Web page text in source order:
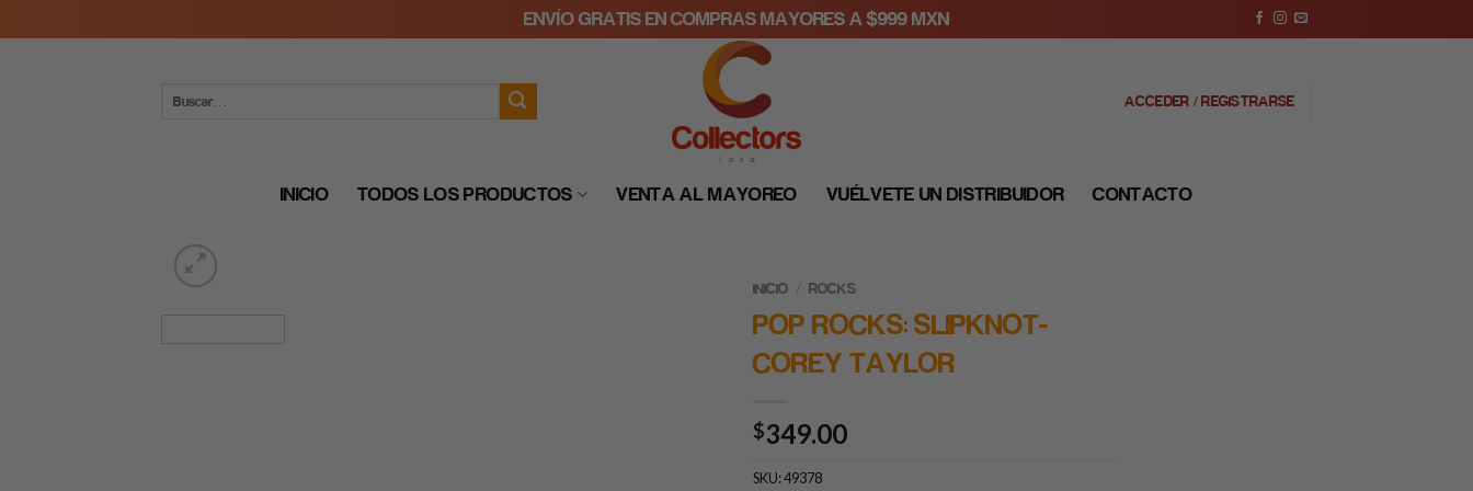
to
ENVÍO GRATIS EN COMPRAS MAYORES A $999 MXN
ACCEDER / REGISTRARSE
INICIO TODOS LOS PRODUCTOS VENTA AL MAYOREO VUÉLVETE UN DISTRIBUIDOR CONTACTO
INICIO / ROCKS
POP ROCKS: SLIPKNOT-
COREY TAYLOR
$349.00
SKU:49378